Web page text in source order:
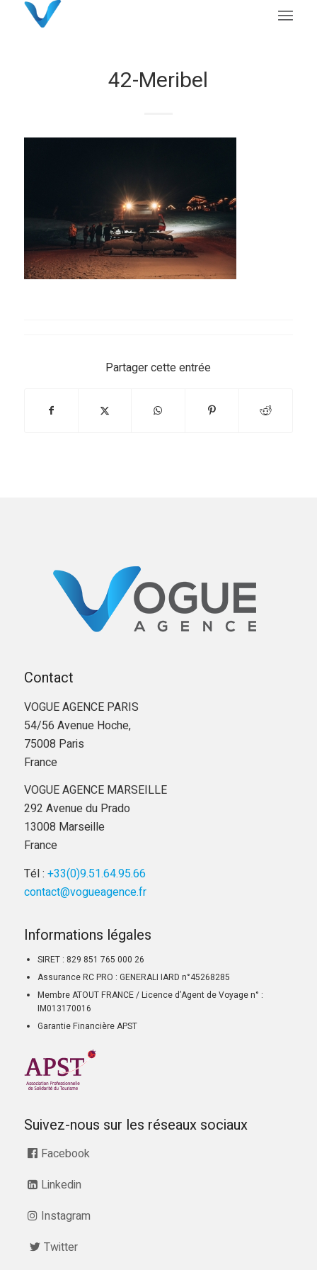
42-Meribel
Partager cette entrée
Contact
VOGUE AGENCE PARIS
54/56 Avenue Hoche,
75008 Paris
France
VOGUE AGENCE MARSEILLE
292 Avenue du Prado
13008 Marseille
France
Tél : +33(0)9.51.64.95.66
contact@vogueagence.fr
Informations légales
SIRET : 829 851 765 000 26
Assurance RC PRO : GENERALI IARD n°45268285
Membre ATOUT FRANCE / Licence d’Agent de Voyage n° :
IM013170016
Garantie Financière APST
Suivez-nous sur les réseaux sociaux
Facebook
Linkedin
Instagram
Twitter